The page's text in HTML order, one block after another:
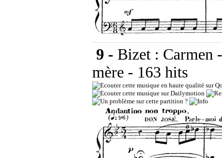
9 - Bizet : Carmen
mère - 163 hits